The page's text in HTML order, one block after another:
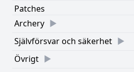
Patches
Archery
Självförsvar och säkerhet
Övrigt